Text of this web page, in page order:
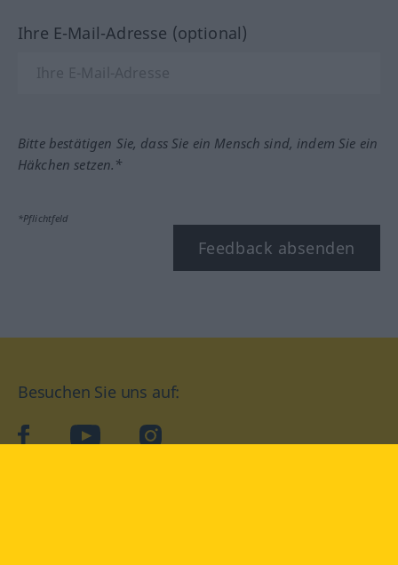
Ihre E-Mail-Adresse (optional)
Bitte bestätigen Sie, dass Sie ein Mensch sind, indem Sie ein
Häkchen setzen.*
*Pflichtfeld
Feedback absenden
Besuchen Sie uns auf:
facebookYouTube Instagram